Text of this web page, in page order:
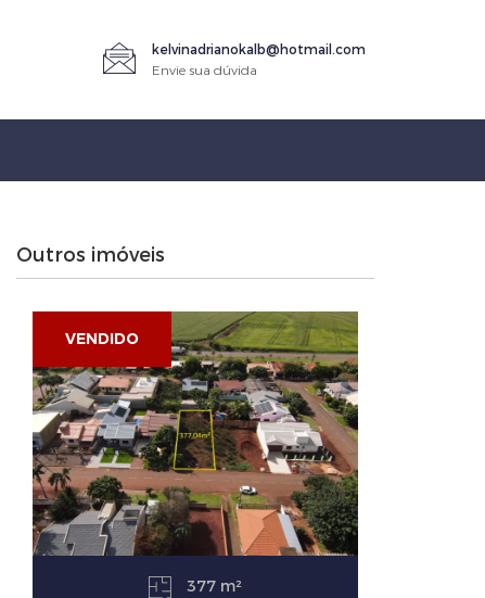
kelvinadrianokalb@hotmail.com
Envie sua dúvida
Outros imóveis
VENDIDO
377 m²